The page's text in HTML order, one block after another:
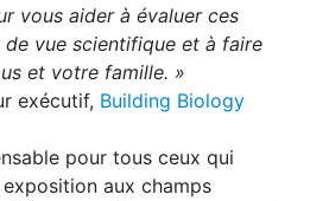
vous aider à évaluer ces
vue scientifique et à faire
et votre famille. »
exécutif, Building Biology
pour tous ceux qui
aux champs